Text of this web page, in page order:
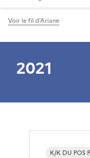
Voir le fil d'Ariane
2021
K/K DU POS